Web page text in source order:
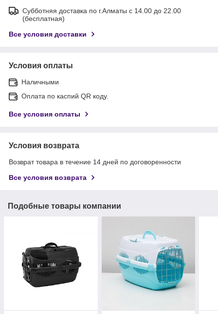
Субботняя доставка по г.Алматы с 14.00 до 22.00
(бесплатная)
Все условия доставки
Условия оплаты
Наличными
Оплата по каспий QR коду.
Все условия оплаты
Условия возврата
Возврат товара в течение 14 дней по договоренности
Все условия возврата
Подобные товары компании